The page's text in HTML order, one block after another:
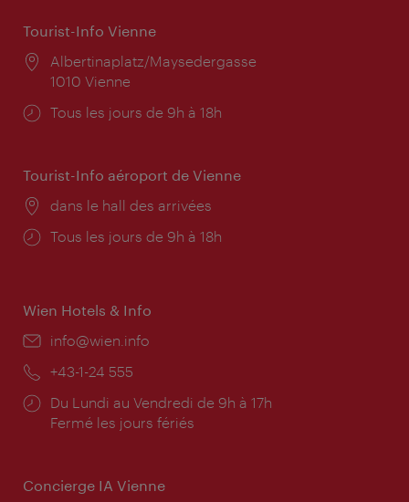
Tourist-Info Vienne
Lieu:
Albertinaplatz/Maysedergasse
1010 Vienne
Horaires
Tous les jours de 9h à 18h
Tourist-Info aéroport de Vienne
Lieu:
dans le hall des arrivées
Horaires
Tous les jours de 9h à 18h
Wien Hotels & Info
E-
info@wien.info
Téléphone:
+43-1-24 555
Horaires
d'ouverture:
Du Lundi au Vendredi de 9h à 17h
Fermé les jours fériés
Concierge IA Vienne